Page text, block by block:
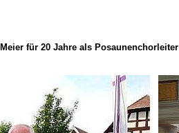
für 20 Jahre als Posaunenchorleiter